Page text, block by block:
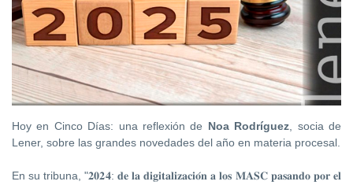
Hoy en Cinco Días: una reflexión de Noa Rodríguez , socia de
Lener, sobre las grandes novedades del año en materia procesal.
En su tribuna, "𝟐𝟎𝟐𝟒: 𝐝𝐞 𝐥𝐚 𝐝𝐢𝐠𝐢𝐭𝐚𝐥𝐢𝐳𝐚𝐜𝐢𝐨́𝐧 𝐚 𝐥𝐨𝐬 𝐌𝐀𝐒𝐂 𝐩𝐚𝐬𝐚𝐧𝐝𝐨 𝐩𝐨𝐫 𝐞𝐥